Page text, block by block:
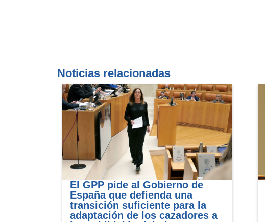
Noticias relacionadas
El GPP pide al Gobierno de
España que defienda una
transición suficiente para la
adaptación de los cazadores a